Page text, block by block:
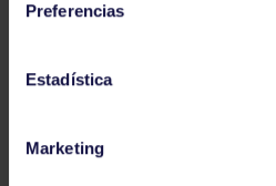
Preferencias
Estadística
Marketing
Pelota